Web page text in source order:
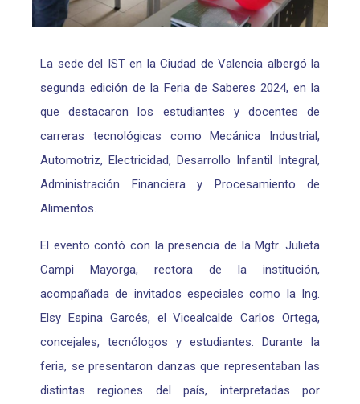
La sede del IST en la Ciudad de Valencia albergó la
segunda edición de la Feria de Saberes 2024, en la
que destacaron los estudiantes y docentes de
carreras tecnológicas como Mecánica Industrial,
Automotriz, Electricidad, Desarrollo Infantil Integral,
Administración Financiera y Procesamiento de
Alimentos.
El evento contó con la presencia de la Mgtr. Julieta
Campi Mayorga, rectora de la institución,
acompañada de invitados especiales como la Ing.
Elsy Espina Garcés, el Vicealcalde Carlos Ortega,
concejales, tecnólogos y estudiantes. Durante la
feria, se presentaron danzas que representaban las
distintas regiones del país, interpretadas por